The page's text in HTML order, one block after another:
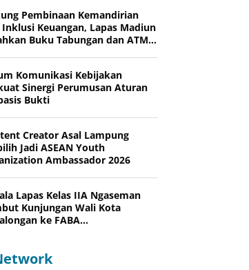
Pembinaan Kemandirian
Keuangan, Lapas Madiun
Buku Tabungan dan ATM
Komunikasi Kebijakan
Sinergi Perumusan Aturan
Bukti
Creator Asal Lampung
Jadi ASEAN Youth
Ambassador 2026
Lapas Kelas IIA Ngaseman
Kunjungan Wali Kota
ke FABA